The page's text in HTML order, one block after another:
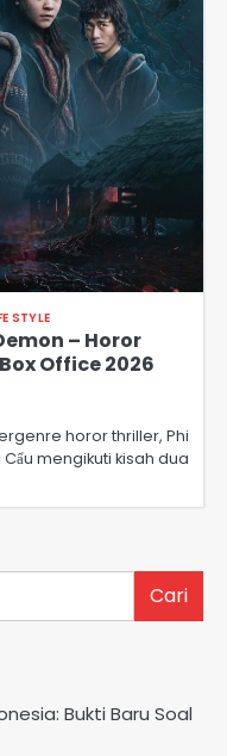
STYLE
– Horor
Office 2026
horor thriller, Phi
mengikuti kisah dua
Cari
Bukti Baru Soal